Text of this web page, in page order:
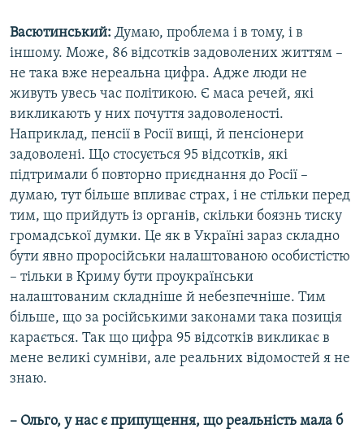
Васютинський: Думаю, проблема і в тому, і в
іншому. Може, 86 відсотків задоволених життям –
не така вже нереальна цифра. Адже люди не
живуть увесь час політикою. Є маса речей, які
викликають у них почуття задоволеності.
Наприклад, пенсії в Росії вищі, й пенсіонери
задоволені. Що стосується 95 відсотків, які
підтримали б повторно приєднання до Росії –
думаю, тут більше впливає страх, і не стільки перед
тим, що прийдуть із органів, скільки боязнь тиску
громадської думки. Це як в Україні зараз складно
бути явно проросійськи налаштованою особистістю
– тільки в Криму бути проукраїнськи
налаштованим складніше й небезпечніше. Тим
більше, що за російськими законами така позиція
карається. Так що цифра 95 відсотків викликає в
мене великі сумніви, але реальних відомостей я не
знаю.
– Ольго, у нас є припущення, що реальність мала б